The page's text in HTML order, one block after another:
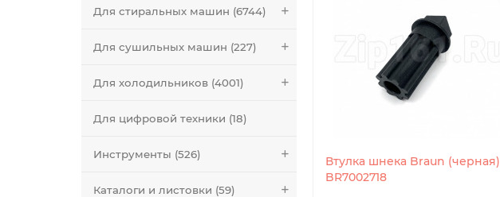
Для стиральных машин (6744)
Для сушильных машин (227)
Для холодильников (4001)
Для цифровой техники (18)
Инструменты (526)
Каталоги и листовки (59)
Втулка шнека Braun (черная)
BR7002718